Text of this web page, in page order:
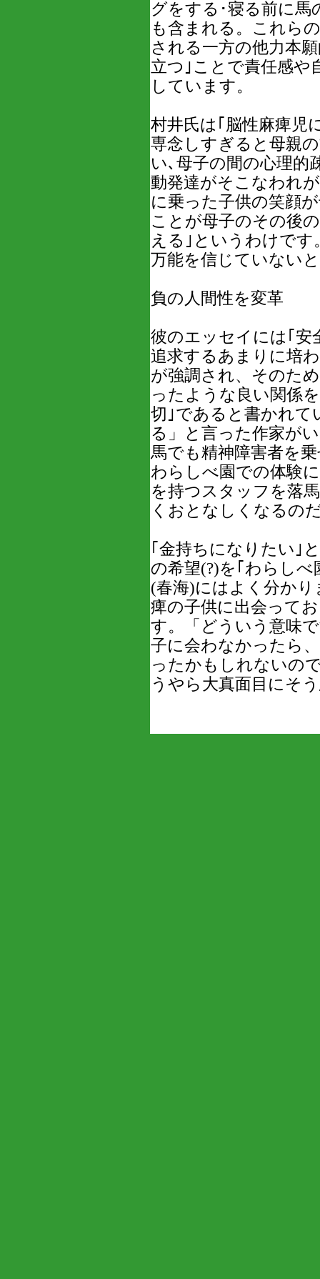
グをする･寝る前に馬
も含まれる。これら
される一方の他力本
立つ｣ことで責任感や
しています。
村井氏は｢脳性麻痺児
専念しすぎると母親
い､母子の間の心理的
動発達がそこなわれ
に乗った子供の笑顔
ことが母子のその後
える｣というわけで
万能を信じていない
負の人間性を変革
彼のエッセイには｢安
追求するあまりに培
が強調され、そのた
ったような良い関係
切｣であると書かれて
る」と言った作家が
馬でも精神障害者を
わらしべ園での体験
を持つスタッフを落
くおとなしくなるの
｢金持ちになりたい｣
の希望(?)を｢わらし
(春海)にはよく分か
痺の子供に出会って
す。「どういう意味
子に会わなかったら
ったかもしれないの
うやら大真面目にそ